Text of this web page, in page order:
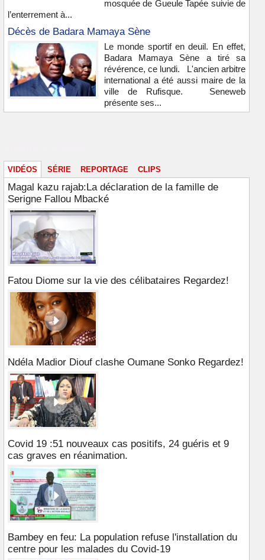
mosquée de Gueule Tapée suivie de
l’enterrement à...
Décès de Badara Mamaya Sène
Le monde sportif en deuil. En effet,
Badara Mamaya Sène a tiré sa
révérence, ce lundi. L'ancien arbitre
international a été aussi maire de la
ville de Rufisque. Seneweb
présente ses...
VIDÉOS SÉRIE REPORTAGE CLIPS
Magal kazu rajab:La déclaration de la famille de
Serigne Fallou Mbacké
Fatou Diome sur la vie des célibataires Regardez!
Ndéla Madior Diouf clashe Oumane Sonko Regardez!
Covid 19 :51 nouveaux cas positifs, 24 guéris et 9
cas graves en réanimation.
Bambey en feu: La population refuse l'installation du
centre pour les malades du Covid-19